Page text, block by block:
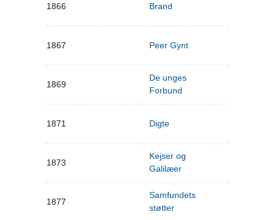
1866 Brand
1867 Peer Gynt
1869
De unges
Forbund
1871 Digte
1873
Kejser og
Galilæer
1877
Samfundets
støtter